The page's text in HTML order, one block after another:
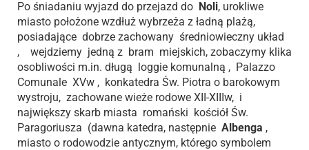
Po śniadaniu wyjazd do przejazd do Noli, urokliwe
miasto położone wzdłuż wybrzeża z ładną plażą,
posiadające dobrze zachowany średniowieczny układ
, wejdziemy jedną z bram miejskich, zobaczymy klika
osobliwości m.in. długą loggie komunalną , Palazzo
Comunale XVw , konkatedra Św. Piotra o barokowym
wystroju, zachowane wieże rodowe XII-XIIIw, i
największy skarb miasta romański kościół Św.
Paragoriusza (dawna katedra, następnie Albenga ,
miasto o rodowodzie antycznym, którego symbolem